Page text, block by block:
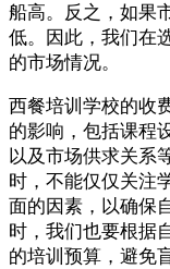
船高。反之，如果
低。因此，我们在
的市场情况。
西餐培训学校的收
的影响，包括课程
以及市场供求关系
时，不能仅仅关注
面的因素，以确保
时，我们也要根据
的培训预算，避免